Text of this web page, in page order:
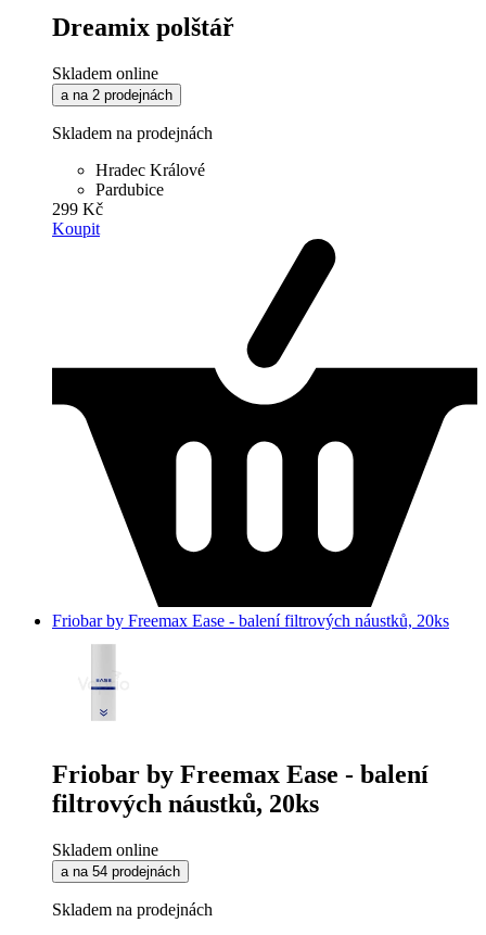
Dreamix polštář
Skladem online
a na 2 prodejnách
Skladem na prodejnách
Hradec Králové
Pardubice
299 Kč
Koupit
Friobar by Freemax Ease - balení filtrových náustků, 20ks
Friobar by Freemax Ease - balení
filtrových náustků, 20ks
Skladem online
a na 54 prodejnách
Skladem na prodejnách